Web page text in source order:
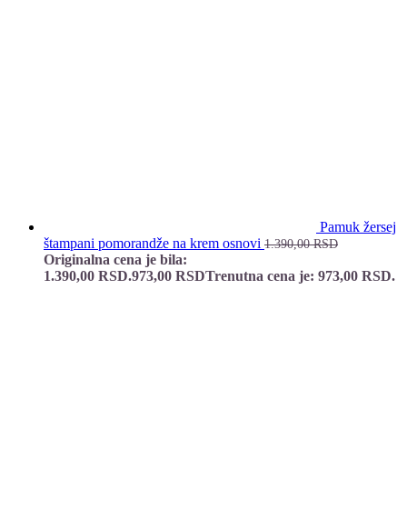
Pamuk žersej
štampani pomorandže na krem osnovi 1.390,00RSD
Originalna cena je bila:
1.390,00 RSD.973,00 RSDTrenutna cena je: 973,00 RSD.